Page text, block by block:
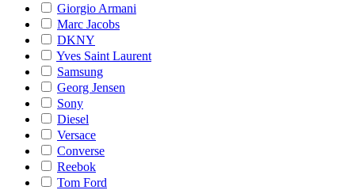
Giorgio Armani
Marc Jacobs
DKNY
Yves Saint Laurent
Samsung
Georg Jensen
Sony
Diesel
Versace
Converse
Reebok
Tom Ford